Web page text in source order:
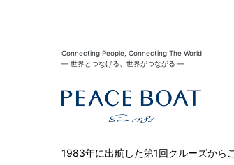
Connecting People, Connecting The World
― 世界とつなげる、世界がつながる ―
1983年に出航した第1回クルーズから